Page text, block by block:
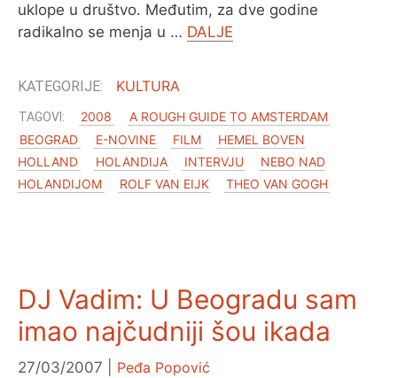
uklope u društvo. Međutim, za dve godine
radikalno se menja u … DALJE
KULTURA
2008
A ROUGH GUIDE TO AMSTERDAM
BEOGRAD
E-NOVINE FILM
HEMEL BOVEN
HOLLAND
HOLANDIJA INTERVJU
NEBO NAD
HOLANDIJOM
ROLF VAN EIJK THEO VAN GOGH
DJ Vadim: U Beogradu sam
imao najčudniji šou ikada
27/03/2007 Peđa Popović